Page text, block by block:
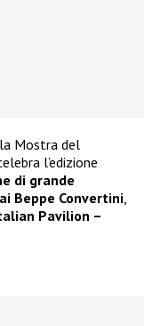
Mostra del
l’edizione
di grande
Beppe Convertini,
Pavilion –